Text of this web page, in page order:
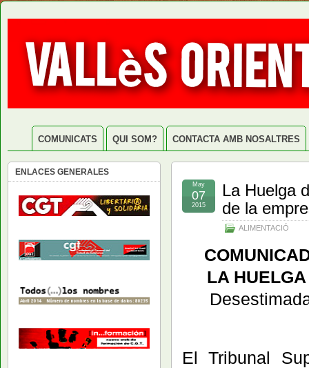
COMUNICATS QUI SOM? CONTACTA AMB NOSALTRES
La Huelga
de la
ALIMENTACIÓ
May
07
2015
LA
El Tribunal
ENLACES GENERALES